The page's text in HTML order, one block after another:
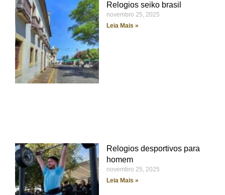
Relogios seiko brasil
novembro 25, 2025
Leia Mais »
Relogios desportivos para
homem
novembro 25, 2025
Leia Mais »